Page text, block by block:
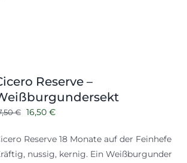
Reserve –
€ Ursprünglicher
war:
17,50 €
16,50 €Aktueller
ist:
16,50 €.
Reserve 18 Monate auf der Feinhefe
nussig, kernig. Ein Weißburgunder